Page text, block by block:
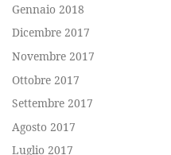
Gennaio 2018
Dicembre 2017
Novembre 2017
Ottobre 2017
Settembre 2017
Agosto 2017
Luglio 2017